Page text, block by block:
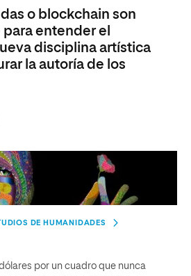
o blockchain son
entender el
disciplina artística
la autoría de los
DE HUMANIDADES
por un cuadro que nunca